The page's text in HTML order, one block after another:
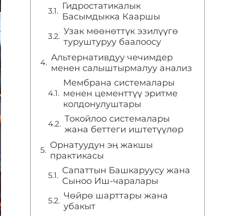
Гидростатикалык
Басымдыкка Кааршы
Узак мөөнөттүк эзилүүгө
туруштуруу баалоосу
Альтернативдуу чечимдер
менен салыштырмалуу анализ
Мембрана системалары
менен цементтүү эритме
колдонулуштары
Токойлоо системалары
жана беттеги иштетүүлөр
Орнатуудун эң жакшы
практикасы
Сапаттын Башкаруусу жана
Сыноо Иш-чаралары
Чөйрө шарттары жана
убакыт